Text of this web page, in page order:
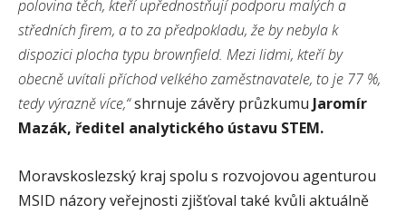
polovina těch, kteří upřednostňují podporu malých a
středních firem, a to za předpokladu, že by nebyla k
dispozici plocha typu brownfield. Mezi lidmi, kteří by
obecně uvítali příchod velkého zaměstnavatele, to je 77 %,
tedy výrazně více,“shrnuje závěry průzkumu Jaromír
Mazák, ředitel analytického ústavu STEM.
Moravskoslezský kraj spolu s rozvojovou agenturou
MSID názory veřejnosti zjišťoval také kvůli aktuálně